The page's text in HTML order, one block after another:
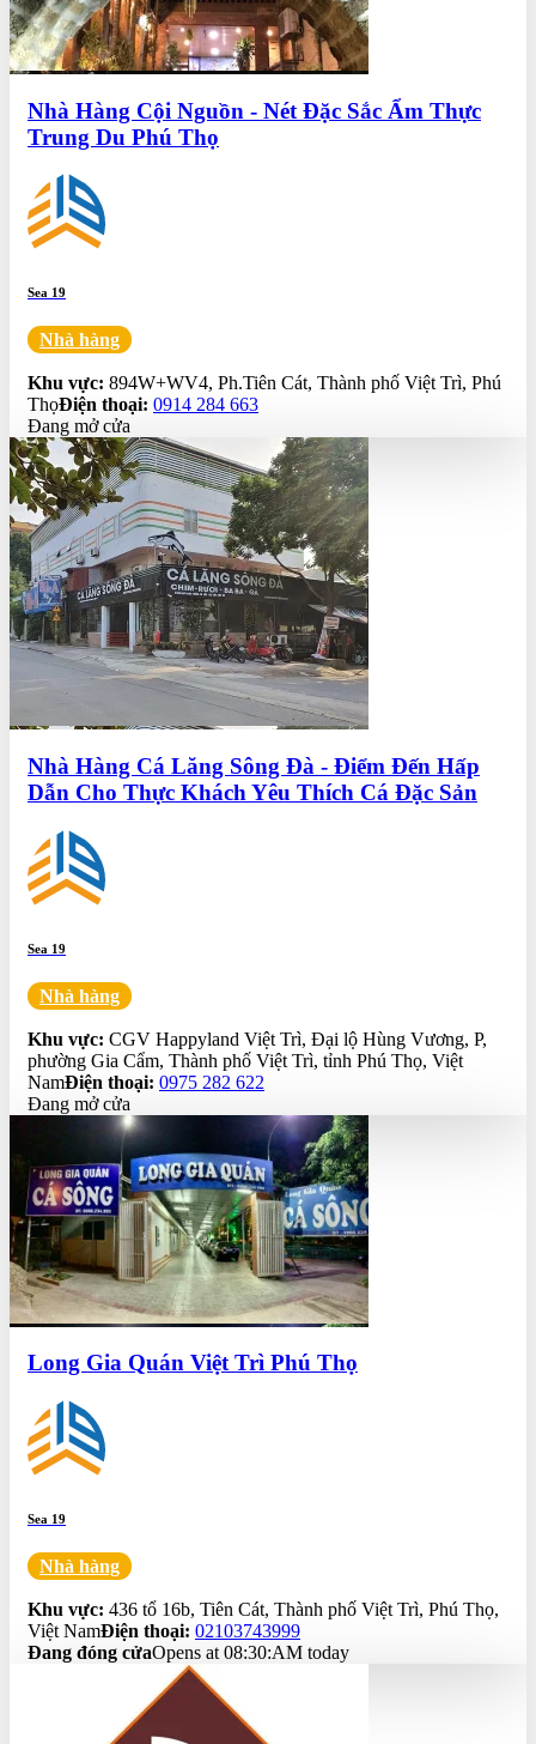
Nhà Hàng Cội Nguồn - Nét Đặc Sắc Ẩm Thực
Trung Du Phú Thọ
Sea 19
Nhà hàng
Khu vực: 894W+WV4, Ph.Tiên Cát, Thành phố Việt Trì, Phú
ThọĐiện thoại: 0914 284 663
Đang mở cửa
Nhà Hàng Cá Lăng Sông Đà - Điểm Đến Hấp
Dẫn Cho Thực Khách Yêu Thích Cá Đặc Sản
Sea 19
Nhà hàng
Khu vực: CGV Happyland Việt Trì, Đại lộ Hùng Vương, P,
phường Gia Cẩm, Thành phố Việt Trì, tỉnh Phú Thọ, Việt
NamĐiện thoại: 0975 282 622
Đang mở cửa
Long Gia Quán Việt Trì Phú Thọ
Sea 19
Nhà hàng
Khu vực: 436 tổ 16b, Tiên Cát, Thành phố Việt Trì, Phú Thọ,
Việt NamĐiện thoại: 02103743999
Đang đóng cửaOpens at 08:30:AM today